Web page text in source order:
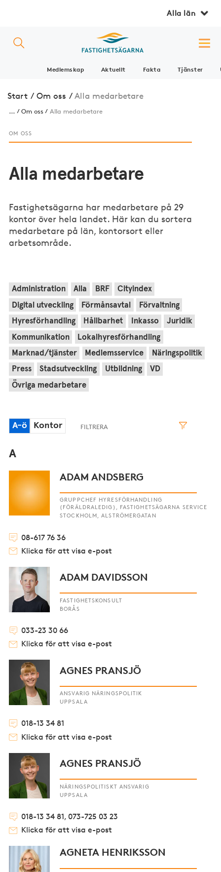
Alla län
Medlemskap Aktuellt Fakta Tjänster
Start / Om oss / Alla medarbetare
... Om oss Alla medarbetare
OM OSS
Alla medarbetare
Fastighetsägarna har medarbetare på 29
kontor över hela landet. Här kan du sortera
medarbetare på län, kontorsort eller
arbetsområde.
Administration Alla BRF Cityindex
Digital utveckling Förmånsavtal Förvaltning
Hyresförhandling Hållbarhet Inkasso Juridik
Kommunikation Lokalhyresförhandling
Marknad/tjänster Medlemsservice Näringspolitik
Press Stadsutveckling Utbildning VD
Övriga medarbetare
A-ö Kontor
A
ADAM ANDSBERG
GRUPPCHEF HYRESFÖRHANDLING
(FÖRÄLDRALEDIG), FASTIGHETSÄGARNA SERVICE
STOCKHOLM, ALSTRÖMERGATAN
08-617 76 36
Klicka för att visa e-post
ADAM DAVIDSSON
FASTIGHETSKONSULT
BORÅS
033-23 30 66
Klicka för att visa e-post
AGNES PRANSJÖ
ANSVARIG NÄRINGSPOLITIK
UPPSALA
018-13 34 81
Klicka för att visa e-post
AGNES PRANSJÖ
NÄRINGSPOLITISKT ANSVARIG
UPPSALA
018-13 34 81, 073-725 03 23
Klicka för att visa e-post
AGNETA HENRIKSSON